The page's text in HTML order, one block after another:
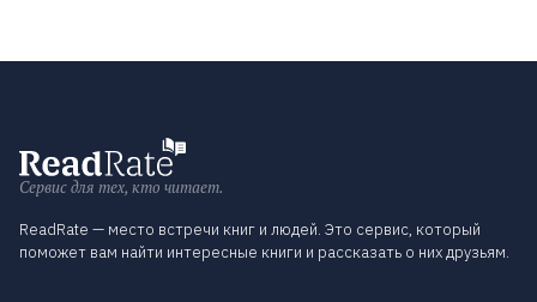
Сервис для тех, кто читает.
ReadRate — место встречи книг и людей. Это сервис, который
поможет вам найти интересные книги и рассказать о них друзьям.